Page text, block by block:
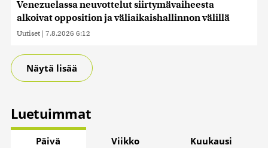
Venezuelassa neuvottelut siirtymävaiheesta
alkoivat opposition ja väliaikaishallinnon välillä
Uutiset | 7.8.2026 6:12
Näytä lisää
Luetuimmat
Päivä Viikko Kuukausi